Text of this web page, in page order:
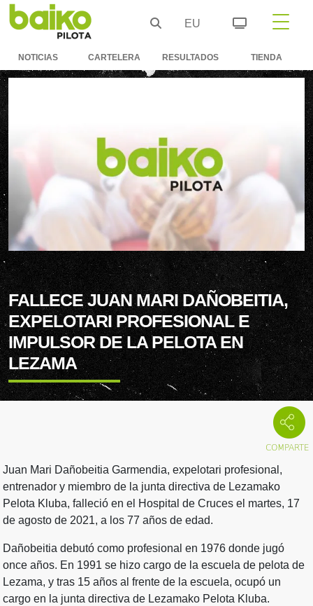
EU
NOTICIAS CARTELERA RESULTADOS TIENDA
FALLECE JUAN MARI DAÑOBEITIA,
EXPELOTARI PROFESIONAL E
IMPULSOR DE LA PELOTA EN
LEZAMA
Juan Mari Dañobeitia Garmendia, expelotari profesional,
entrenador y miembro de la junta directiva de Lezamako
Pelota Kluba, falleció en el Hospital de Cruces el martes, 17
de agosto de 2021, a los 77 años de edad.
Dañobeitia debutó como profesional en 1976 donde jugó
once años. En 1991 se hizo cargo de la escuela de pelota de
Lezama, y tras 15 años al frente de la escuela, ocupó un
cargo en la junta directiva de Lezamako Pelota Kluba.